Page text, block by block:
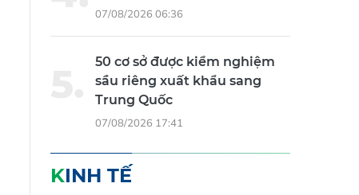
07/08/2026 06:36
50 cơ sở được kiểm nghiệm
sầu riêng xuất khẩu sang
Trung Quốc
07/08/2026 17:41
KINH TẾ